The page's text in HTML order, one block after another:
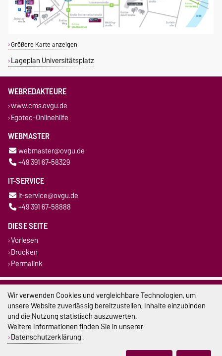
Größere Karte anzeigen
Lageplan Universitätsplatz
WEBREDAKTEURE
www.cms.ovgu.de
Egotec-Onlinehilfe
WEBMASTER
webmaster@ovgu.de
+49 391 67-58329
IT-SERVICE
it-service@ovgu.de
+49 391 67-58888
DIESE SEITE
Vorlesen
Drucken
Permalink
Impressum
Datenschutz
Barrierefreiheit
Cookie-Einstellungen
Wir verwenden Cookies und vergleichbare Technologien, um
unsere Website zuverlässig bereitzustellen, Inhalte einzubinden
und die Nutzung statistisch auszuwerten.
Weitere Informationen finden Sie in unserer
Datenschutzerklärung.